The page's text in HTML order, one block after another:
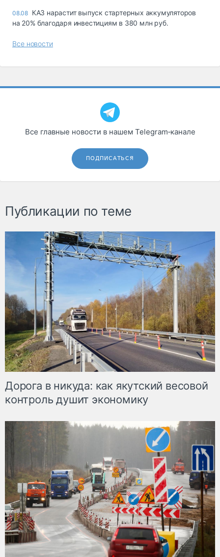
08.08 КАЗ нарастит выпуск стартерных аккумуляторов
на 20% благодаря инвестициям в 380 млн руб.
Все новости
Все главные новости в нашем Telegram‑канале
ПОДПИСАТЬСЯ
Публикации по теме
Дорога в никуда: как якутский весовой
контроль душит экономику